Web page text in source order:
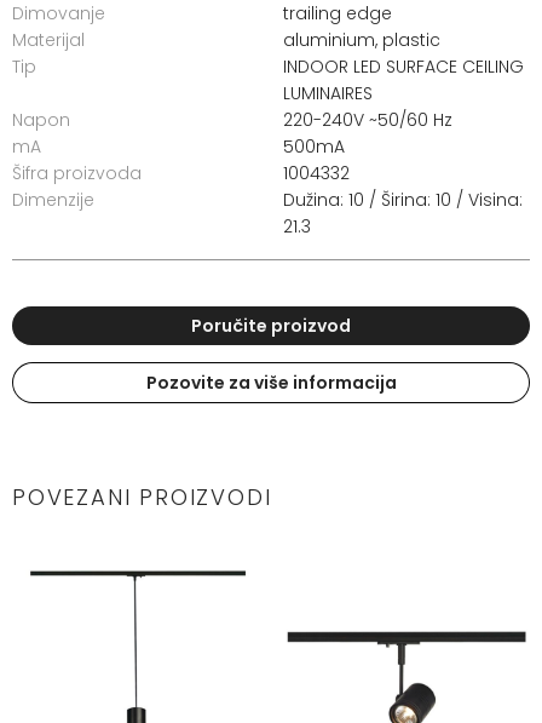
Dimovanje
trailing edge
Materijal
aluminium, plastic
Tip
INDOOR LED SURFACE CEILING
LUMINAIRES
Napon
220-240V ~50/60 Hz
mA
500mA
Šifra proizvoda
1004332
Dimenzije
Dužina: 10 / Širina: 10 / Visina:
21.3
Poručite proizvod
Pozovite za više informacija
POVEZANI PROIZVODI